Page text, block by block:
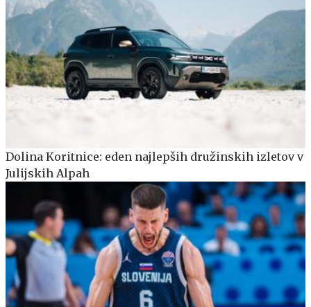
Dolina Koritnice: eden najlepših družinskih izletov v
Julijskih Alpah